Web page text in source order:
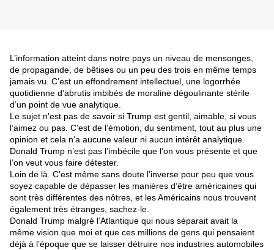
L’information atteint dans notre pays un niveau de mensonges,
de propagande, de bêtises ou un peu des trois en même temps
jamais vu. C’est un effondrement intellectuel, une logorrhée
quotidienne d’abrutis imbibés de moraline dégoulinante stérile
d’un point de vue analytique.
Le sujet n’est pas de savoir si Trump est gentil, aimable, si vous
l’aimez ou pas. C’est de l’émotion, du sentiment, tout au plus une
opinion et cela n’a aucune valeur ni aucun intérêt analytique.
Donald Trump n’est pas l’imbécile que l’on vous présente et que
l’on veut vous faire détester.
Loin de là. C’est même sans doute l’inverse pour peu que vous
soyez capable de dépasser les manières d’être américaines qui
sont très différentes des nôtres, et les Américains nous trouvent
également très étranges, sachez-le.
Donald Trump malgré l’Atlantique qui nous séparait avait la
même vision que moi et que ces millions de gens qui pensaient
déjà à l’époque que se laisser détruire nos industries automobiles